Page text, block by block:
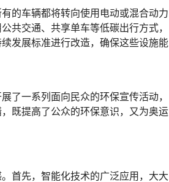
的车辆都将转向使用电动或混合动力
共交通、共享单车等低碳出行方式，
发展标准进行改造，确保这些设施能
了一系列面向民众的环保宣传活动，
既提高了公众的环保意识，又为奥运
首先，智能化技术的广泛应用，大大